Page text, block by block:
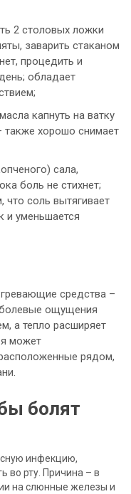
2 столовых ложки
заварить стаканом
процедить и
обладает
капнуть на ватку
также хорошо снимает
сала,
боль не стихнет;
что соль вытягивает
и уменьшается
средства –
болевые ощущения
а тепло расширяет
может
рядом,
болят
инфекцию,
во рту. Причина – в
на слюнные железы и